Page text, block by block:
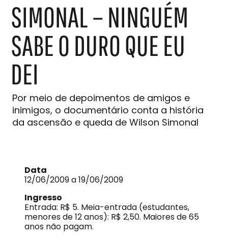
SIMONAL – NINGUÉM
SABE O DURO QUE EU
DEI
Por meio de depoimentos de amigos e
inimigos, o documentário conta a história
da ascensão e queda de Wilson Simonal
Data
12/06/2009 a 19/06/2009
Ingresso
Entrada: R$ 5. Meia-entrada (estudantes,
menores de 12 anos): R$ 2,50. Maiores de 65
anos não pagam.